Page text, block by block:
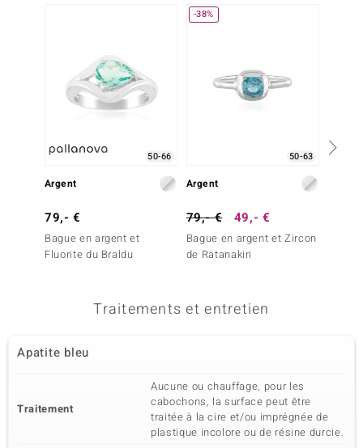
50-66
Argent
79,- €
Bague en argent et
Fluorite du Braldu
-38%
50-63
Argent
79,- € 49,- €
Bague en argent et Zircon
de Ratanakiri
Traitements et entretien
Apatite bleu
Traitement
Aucune ou chauffage, pour les
cabochons, la surface peut être
traitée à la cire et/ou imprégnée de
plastique incolore ou de résine durcie.